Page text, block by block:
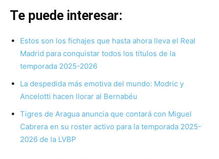
Te puede interesar:
Estos son los fichajes que hasta ahora lleva el Real
Madrid para conquistar todos los títulos de la
temporada 2025-2026
La despedida más emotiva del mundo: Modric y
Ancelotti hacen llorar al Bernabéu
Tigres de Aragua anuncia que contará con Miguel
Cabrera en su roster activo para la temporada 2025-
2026 de la LVBP